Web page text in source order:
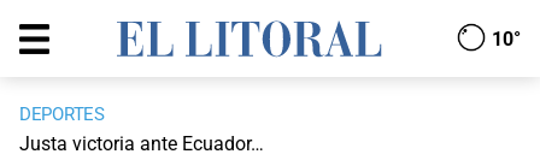
10°
DEPORTES
Justa victoria ante Ecuador…